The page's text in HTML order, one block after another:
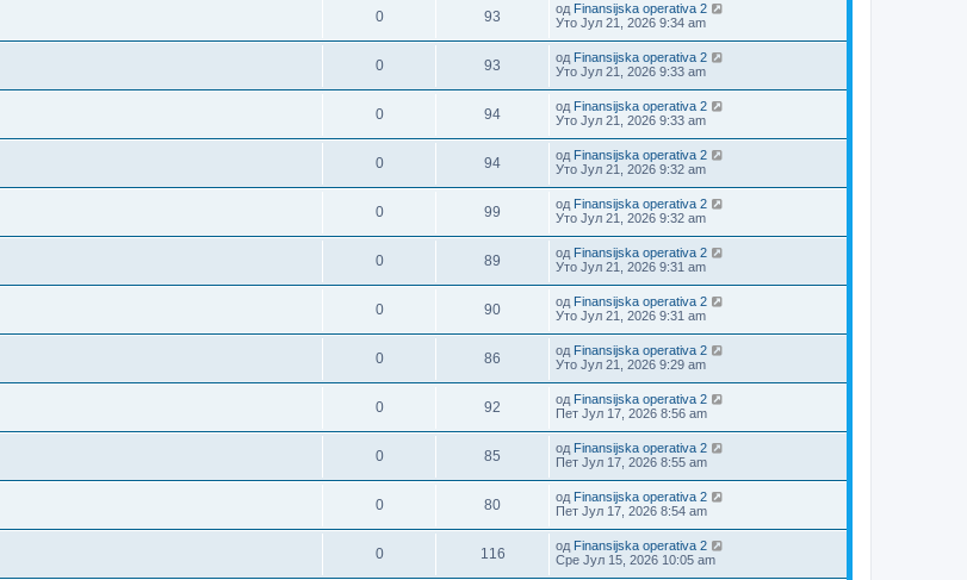
0 93 од Finansijska operativa 2
Уто Јул 21, 2026 9:34 am
0 93 од Finansijska operativa 2
Уто Јул 21, 2026 9:33 am
0 94 од Finansijska operativa 2
Уто Јул 21, 2026 9:33 am
0 94 од Finansijska operativa 2
Уто Јул 21, 2026 9:32 am
0 99 од Finansijska operativa 2
Уто Јул 21, 2026 9:32 am
0 89 од Finansijska operativa 2
Уто Јул 21, 2026 9:31 am
0 90 од Finansijska operativa 2
Уто Јул 21, 2026 9:31 am
0 86 од Finansijska operativa 2
Уто Јул 21, 2026 9:29 am
0 92 од Finansijska operativa 2
Пет Јул 17, 2026 8:56 am
0 85 од Finansijska operativa 2
Пет Јул 17, 2026 8:55 am
0 80 од Finansijska operativa 2
Пет Јул 17, 2026 8:54 am
0 116 од Finansijska operativa 2
Сре Јул 15, 2026 10:05 am